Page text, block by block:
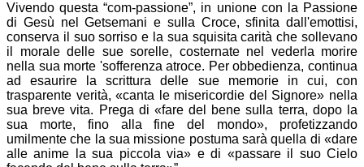
Vivendo questa “com-passione”, in unione con la Passione
di Gesù nel Getsemani e sulla Croce, sfinita dall'emottisi,
conserva il suo sorriso e la sua squisita carità che sollevano
il morale delle sue sorelle, costernate nel vederla morire
nella sua morte 'sofferenza atroce. Per obbedienza, continua
ad esaurire la scrittura delle sue memorie in cui, con
trasparente verità, «canta le misericordie del Signore» nella
sua breve vita. Prega di «fare del bene sulla terra, dopo la
sua morte, fino alla fine del mondo», profetizzando
umilmente che la sua missione postuma sarà quella di «dare
alle anime la sua piccola via» e di «passare il suo Cielo